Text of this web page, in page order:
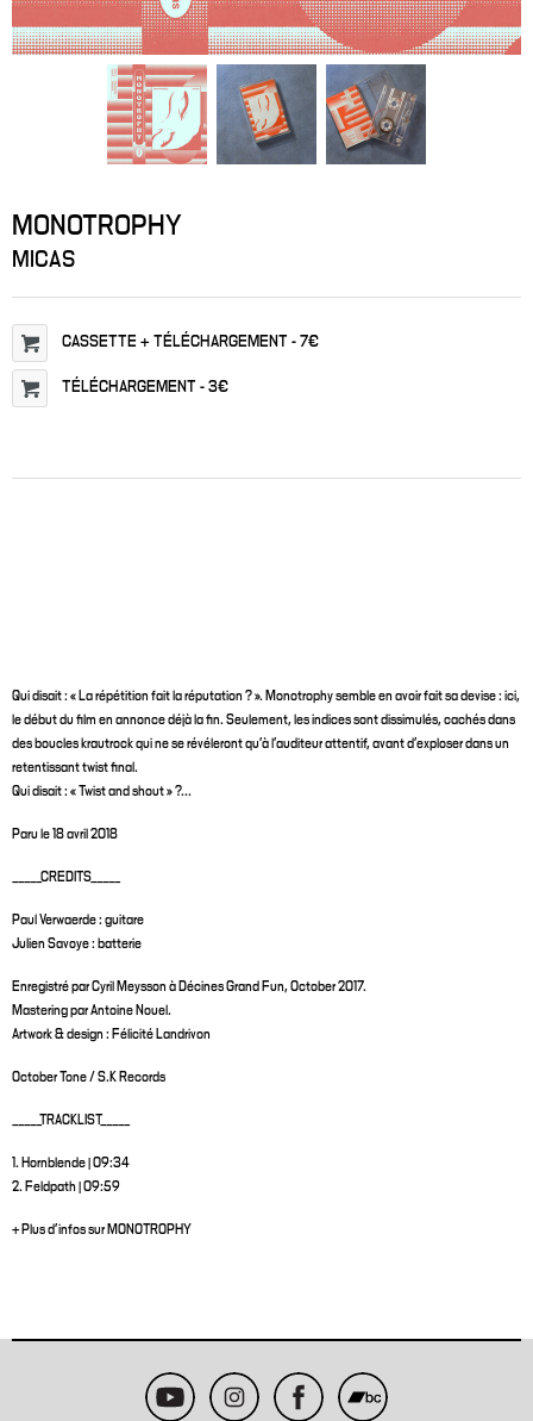
MONOTROPHY
MICAS
CASSETTE + TÉLÉCHARGEMENT - 7€
TÉLÉCHARGEMENT - 3€
Qui disait : « La répétition fait la réputation ? ». Monotrophy semble en avoir fait sa devise : ici,
le début du film en annonce déjà la fin. Seulement, les indices sont dissimulés, cachés dans
des boucles krautrock qui ne se révéleront qu’à l’auditeur attentif, avant d’exploser dans un
retentissant twist final.
Qui disait : « Twist and shout » ?...
Paru le 18 avril 2018
_____CREDITS_____
Paul Verwaerde : guitare
Julien Savoye : batterie
Enregistré par Cyril Meysson à Décines Grand Fun, October 2017.
Mastering par Antoine Nouel.
Artwork & design : Félicité Landrivon
October Tone / S.K Records
_____TRACKLIST_____
1. Hornblende | 09:34
2. Feldpath | 09:59
+ Plus d'infos sur MONOTROPHY